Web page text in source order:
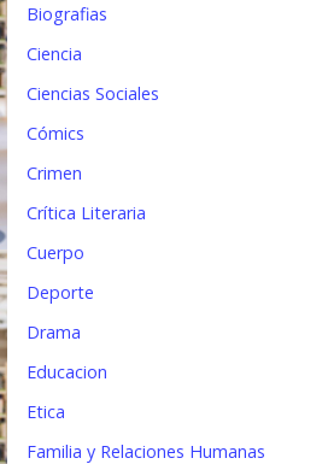
a
Biografias
Ciencia
Ciencias Sociales
Cómics
Crimen
Crítica Literaria
Cuerpo
Deporte
Drama
Educacion
Etica
Familia y Relaciones Humanas